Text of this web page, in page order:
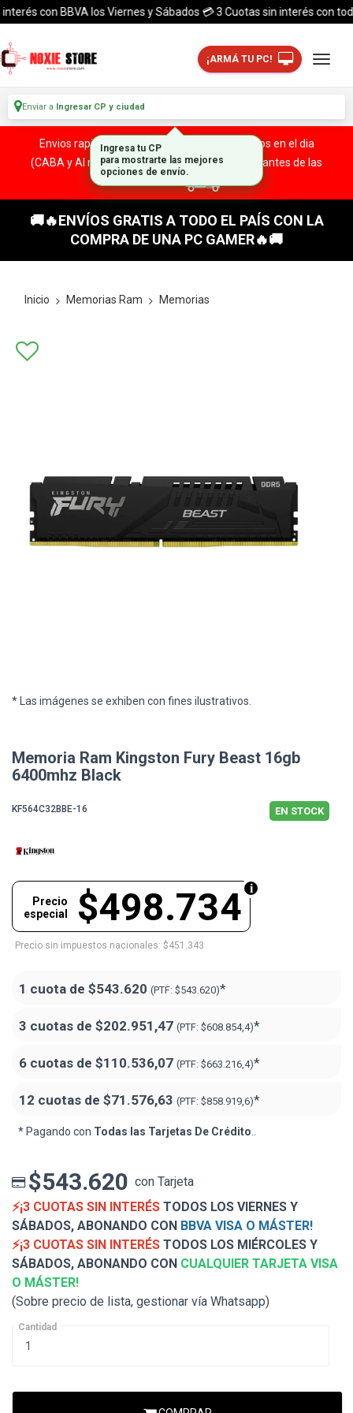
con BBVA los Viernes y Sábados 💳 3 Cuotas sin interés con
¡ARMÁ TU PC!
Enviar a Ingresar CP y ciudad
Envios rapidos y seguros a todo el pais. ¡ Envios en el dia
(CABA y Al rededores) Acreditando tu compra antes de las
🚚🔥ENVÍOS GRATIS A TODO EL PAÍS CON LA
COMPRA DE UNA PC GAMER🔥🚚
Inicio Memorias Ram Memorias
* Las imágenes se exhiben con fines ilustrativos.
Memoria Ram Kingston Fury Beast 16gb
6400mhz Black
KF564C32BBE-16 EN STOCK
$498.734
Precio
especial
Precio sin impuestos nacionales: $451.343
1 cuota de $543.620 (PTF: $543.620)*
3 cuotas de $202.951,47 (PTF: $608.854,4)*
6 cuotas de $110.536,07 (PTF: $663.216,4)*
12 cuotas de $71.576,63 (PTF: $858.919,6)*
* Pagando con Todas las Tarjetas De Crédito
$543.620 con Tarjeta
⚡¡3 CUOTAS SIN INTERÉS TODOS LOS VIERNES Y
SÁBADOS, ABONANDO CON BBVA VISA O MÁSTER!
⚡¡3 CUOTAS SIN INTERÉS TODOS LOS MIÉRCOLES Y
SÁBADOS, ABONANDO CON CUALQUIER TARJETA VISA
O MÁSTER!
(Sobre precio de lista, gestionar vía Whatsapp)
Cantidad
Ingresa tu CP
para mostrarte las mejores
opciones de envío.